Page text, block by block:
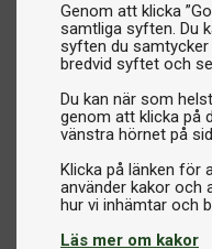
Genom att klicka
samtliga syften. Du
syften du
bredvid syftet och
Du kan när som
genom att klicka på
vänstra hörnet på
Klicka på länken för
använder kakor och
Läs mer om kakor